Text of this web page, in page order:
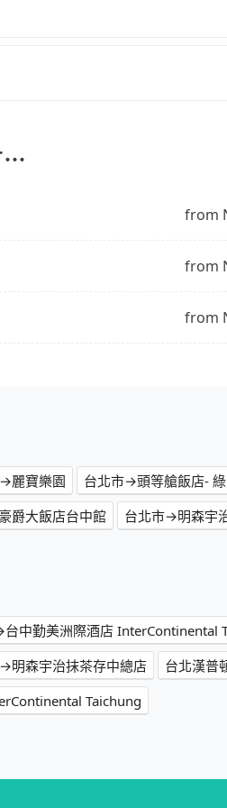
tripool！如果你僅有兩位乘車
Mixing Glass，不然就是
步官網可一鍵即時查價，所示價
車」不同。旅步所使用的車輛合
的問題。但是，計程車的費用
⋯
from
from
from
麗寶樂園 台北市→頭等艙飯店-
爵大飯店台中館 台北市→明森宇
中勤美洲際酒店 InterContinental
明森宇治抹茶存中總店
台北漢普
Taichung